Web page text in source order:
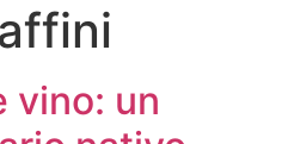
vino: un